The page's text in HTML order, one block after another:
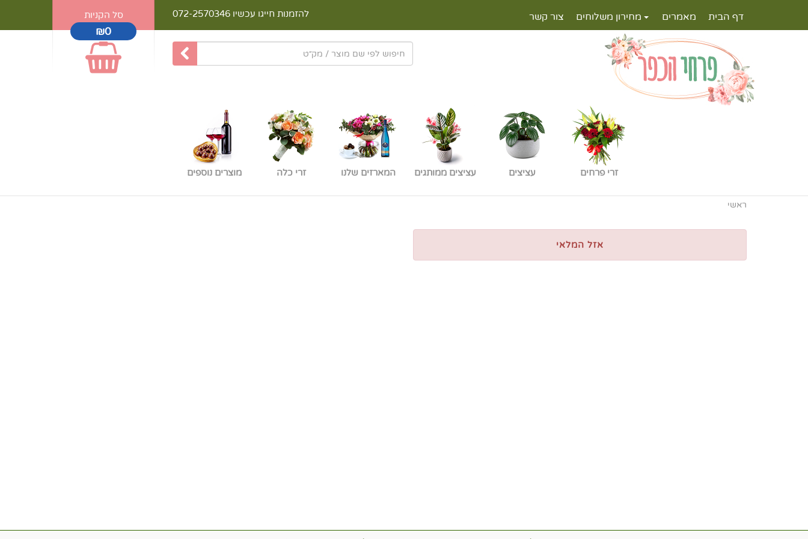
סל הקניות
₪0
להזמנות חייגו עכשיו 072-2570346 דף הבית מאמרים מחירון משלוחים צור קשר
זרי פרחים עציצים עציצים ממותגים המארזים שלנו זרי כלה מוצרים נוספים
ראשי
אזל המלאי